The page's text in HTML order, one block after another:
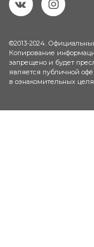
©2013-2024.
Копирование
запрещено и будет
является публичной
в ознакомительных